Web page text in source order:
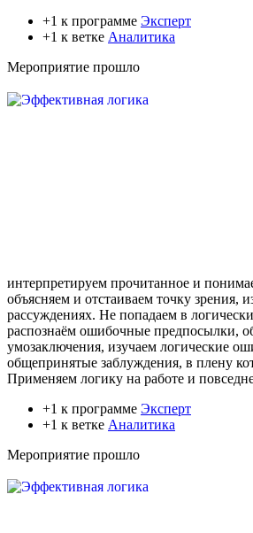
+1 к программе Эксперт
+1 к ветке Аналитика
Мероприятие прошло
интерпретируем прочитанное и
объясняем и отстаиваем точку зрения,
рассуждениях. Не попадаем в
распознаём ошибочные предпосылки,
умозаключения, изучаем логические
общепринятые заблуждения, в плену
Применяем логику на работе и
+1 к программе Эксперт
+1 к ветке Аналитика
Мероприятие прошло